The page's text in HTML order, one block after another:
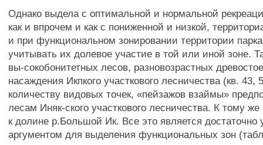
Однако выдела с оптимальной и нормальной
как и впрочем и как с пониженной и низкой,
и при функциональном зонировании территории
учитывать их долевое участие в той или иной зоне.
вы-сокобонитетных лесов, разновозрастных
насаждения Икпкого участкового лесничества (кв. 43,
количеству видовых точек, «пейзажов взаймы»
лесам Иняк-ского участкового лесничества. К тому
к долине р.Большой Ик. Все это является
аргументом для выделения функциональных зон